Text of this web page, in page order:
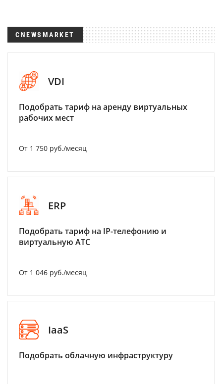
CNEWSMARKET
VDI
Подобрать тариф на аренду виртуальных
рабочих мест
От 1 750 руб./месяц
ERP
Подобрать тариф на IP-телефонию и
виртуальную АТС
От 1 046 руб./месяц
IaaS
Подобрать облачную инфраструктуру